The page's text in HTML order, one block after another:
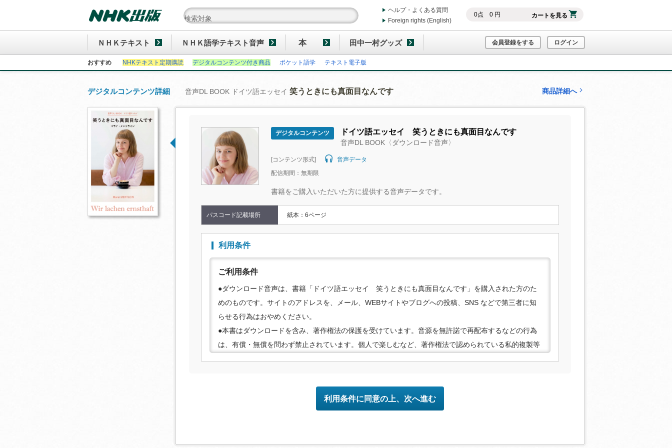
0点 0円 カートを見る
ヘルプ・よくある質問
Foreign rights (English)
ＮＨＫテキスト ＮＨＫ語学テキスト音声 本 田中一村グッズ 会員登録をする ログイン
おすすめ NHKテキスト定期購読 デジタルコンテンツ付き商品 ポケット語学 テキスト電子版
デジタルコンテンツ詳細 音声DL BOOK ドイツ語エッセイ 笑うときにも真面目なんです 商品詳細へ
デジタルコンテンツ ドイツ語エッセイ 笑うときにも真面目なんです
音声DL BOOK〈ダウンロード音声〉
[コンテンツ形式]
音声データ
配信期間：無期限
書籍をご購入いただいた方に提供する音声データです。
パスコード記載場所 紙本：6ページ
利用条件
ご利用条件
●ダウンロード音声は、書籍「ドイツ語エッセイ 笑うときにも真面目なんです」を購入された方のた
めのものです。サイトのアドレスを、メール、WEBサイトやブログへの投稿、SNS などで第三者に知
らせる行為はおやめください。
●本書はダウンロードを含み、著作権法の保護を受けています。音源を無許諾で再配布するなどの行為
は、有償・無償を問わず禁止されています。個人で楽しむなど、著作権法で認められている私的複製等
利用条件に同意の上、次へ進む